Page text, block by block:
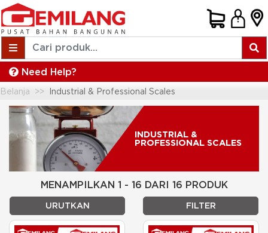
Need Help?
Belanja Industrial & Professional Scales
INDUSTRIAL &
PROFESSIONAL SCALES
MENAMPILKAN 1 - 16 DARI 16 PRODUK
URUTKAN FILTER